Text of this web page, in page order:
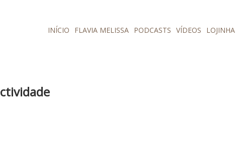
INÍCIO FLAVIA MELISSA PODCASTS VÍDEOS LOJINHA